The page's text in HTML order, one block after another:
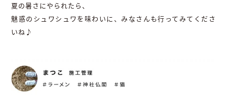
夏の暑さにやられたら、
魅惑のシュワシュワを味わいに、みなさんも行ってみてくださ
いね♪